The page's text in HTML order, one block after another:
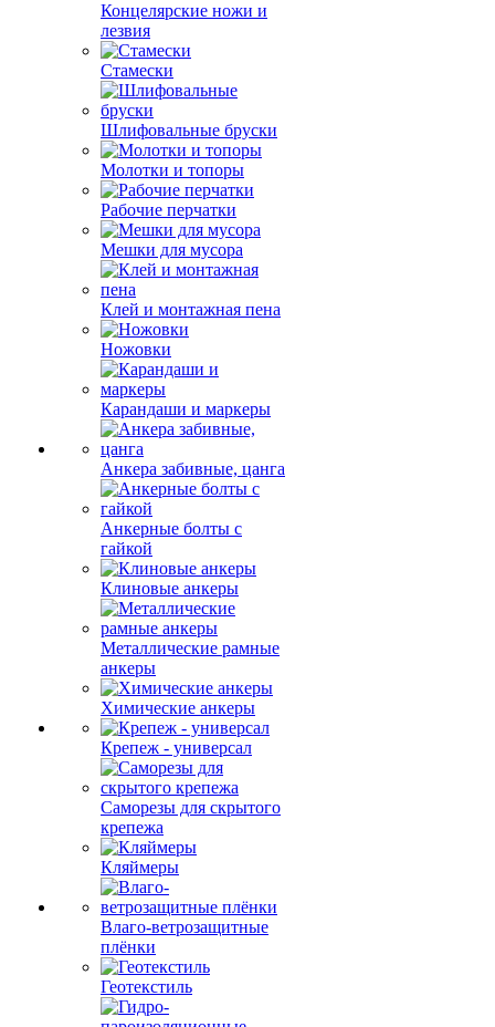
Концелярские ножи и
лезвия
Стамески
Шлифовальные бруски
Молотки и топоры
Рабочие перчатки
Мешки для мусора
Клей и монтажная пена
Ножовки
Карандаши и маркеры
Анкера забивные, цанга
Анкерные болты с
гайкой
Клиновые анкеры
Металлические рамные
анкеры
Химические анкеры
Крепеж - универсал
Саморезы для скрытого
крепежа
Кляймеры
Влаго-ветрозащитные
плёнки
Геотекстиль